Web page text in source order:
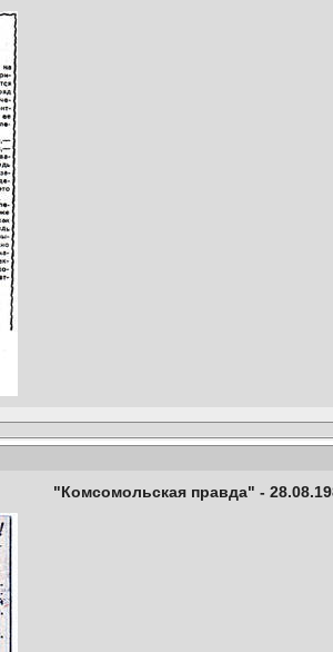
"Комсомольская правда" -